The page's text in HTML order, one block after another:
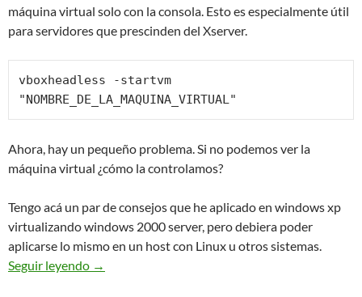
máquina virtual solo con la consola. Esto es especialmente útil
para servidores que prescinden del Xserver.
vboxheadless -startvm
"NOMBRE_DE_LA_MAQUINA_VIRTUAL"
Ahora, hay un pequeño problema. Si no podemos ver la
máquina virtual ¿cómo la controlamos?
Tengo acá un par de consejos que he aplicado en windows xp
virtualizando windows 2000 server, pero debiera poder
aplicarse lo mismo en un host con Linux u otros sistemas.
Seguir leyendo Virtualbox as a sysadmin tool
→